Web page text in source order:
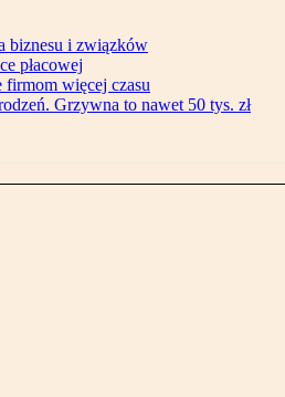
biznesu i związków
płacowej
firmom więcej czasu
Grzywna to nawet 50 tys. zł